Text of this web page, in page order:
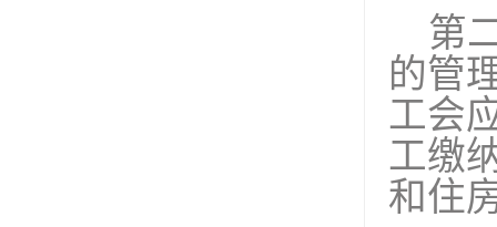
第
的管
工会
工缴
和住